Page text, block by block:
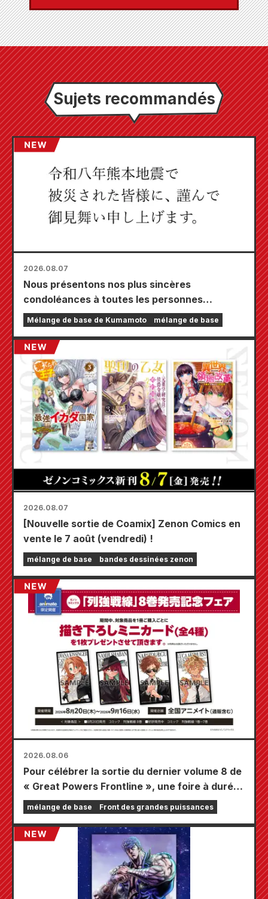
Sujets recommandés
2026.08.07
Nous présentons nos plus sincères
condoléances à toutes les personnes
touchées par le tremblement de terre de
Kumamoto de 2026.
Mélange de base de Kumamoto mélange de base
2026.08.07
[Nouvelle sortie de Coamix] Zenon Comics en
vente le 7 août (vendredi) !
mélange de base bandes dessinées zenon
2026.08.06
Pour célébrer la sortie du dernier volume 8 de
« Great Powers Frontline », une foire à durée
limitée se tiendra dans les magasins Animate
à travers le pays à partir du 20 août, où vous
pourrez obtenir une mini-carte spécialement
dessinée (4 types au total) !
mélange de base Front des grandes puissances